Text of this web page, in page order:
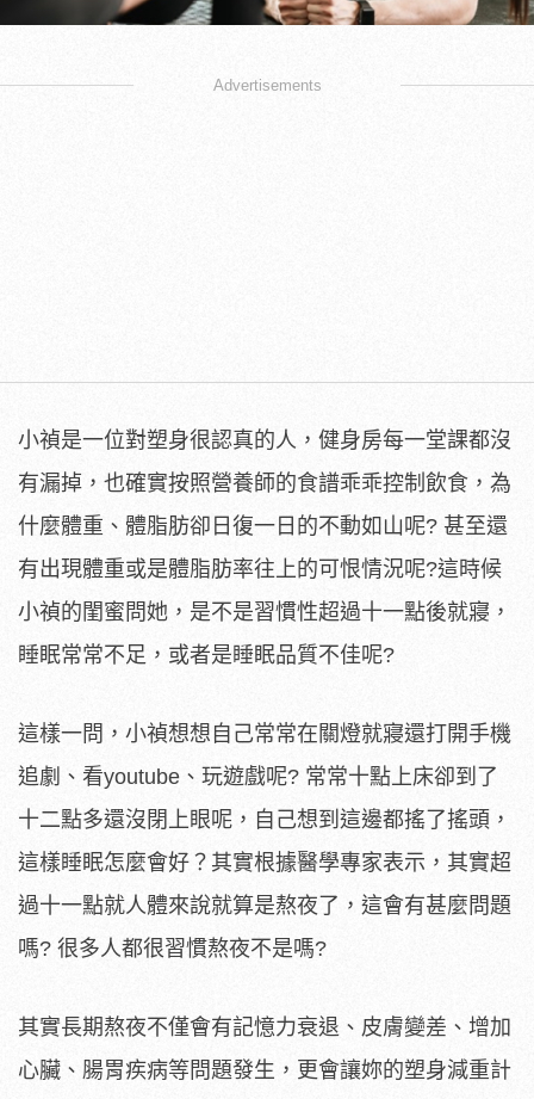
Advertisements
小禎是一位對塑身很認真的人，健身房每一堂課都沒
有漏掉，也確實按照營養師的食譜乖乖控制飲食，為
什麼體重、體脂肪卻日復一日的不動如山呢? 甚至還
有出現體重或是體脂肪率往上的可恨情況呢?這時候
小禎的閨蜜問她，是不是習慣性超過十一點後就寢，
睡眠常常不足，或者是睡眠品質不佳呢?
這樣一問，小禎想想自己常常在關燈就寢還打開手機
追劇、看youtube、玩遊戲呢? 常常十點上床卻到了
十二點多還沒閉上眼呢，自己想到這邊都搖了搖頭，
這樣睡眠怎麼會好？其實根據醫學專家表示，其實超
過十一點就人體來說就算是熬夜了，這會有甚麼問題
嗎? 很多人都很習慣熬夜不是嗎?
其實長期熬夜不僅會有記憶力衰退、皮膚變差、增加
心臟、腸胃疾病等問題發生，更會讓妳的塑身減重計